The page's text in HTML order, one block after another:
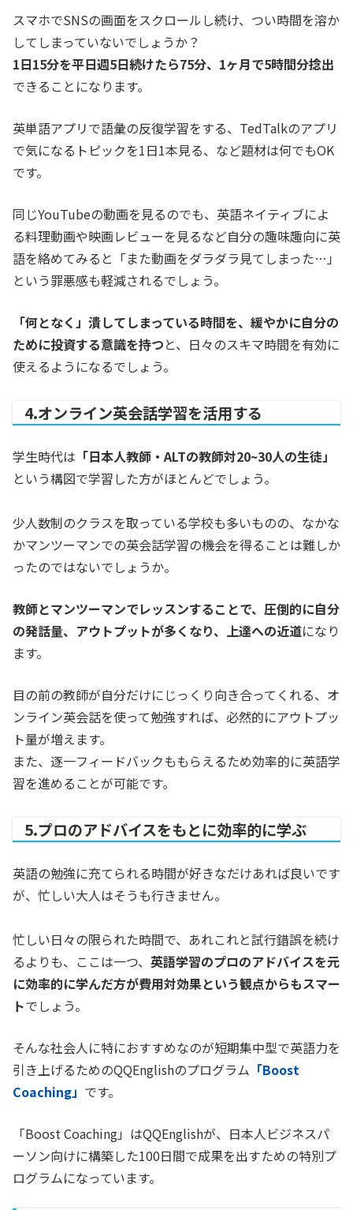
スマホでSNSの画面をスクロールし続け、つい時間を溶か
してしまっていないでしょうか？
1日15分を平日週5日続けたら75分、1ヶ月で5時間分捻出
できることになります。
英単語アプリで語彙の反復学習をする、TedTalkのアプリ
で気になるトピックを1日1本見る、など題材は何でもOK
です。
同じYouTubeの動画を見るのでも、英語ネイティブによ
る料理動画や映画レビューを見るなど自分の趣味趣向に英
語を絡めてみると「また動画をダラダラ見てしまった…」
という罪悪感も軽減されるでしょう。
「何となく」潰してしまっている時間を、緩やかに自分の
ために投資する意識を持つと、日々のスキマ時間を有効に
使えるようになるでしょう。
4.オンライン英会話学習を活用する
学生時代は 「日本人教師・ALTの教師対20~30人の生徒」
という構図で学習した方がほとんどでしょう。
少人数制のクラスを取っている学校も多いものの、なかな
かマンツーマンでの英会話学習の機会を得ることは難しか
ったのではないでしょうか。
教師とマンツーマンでレッスンすることで、圧倒的に自分
の発話量、アウトプットが多くなり、上達への近道になり
ます。
目の前の教師が自分だけにじっくり向き合ってくれる、オ
ンライン英会話を使って勉強すれば、必然的にアウトプッ
ト量が増えます。
また、逐一フィードバックももらえるため効率的に英語学
習を進めることが可能です。
5.プロのアドバイスをもとに効率的に学ぶ
英語の勉強に充てられる時間が好きなだけあれば良いです
が、忙しい大人はそうも行きません。
忙しい日々の限られた時間で、あれこれと試行錯誤を続け
るよりも、ここは一つ、 英語学習のプロのアドバイスを元
に効率的に学んだ方が費用対効果という観点からもスマー
トでしょう。
そんな社会人に特におすすめなのが短期集中型で英語力を
引き上げるためのQQEnglishのプログラム 「Boost
Coaching」 です。
「Boost Coaching」はQQEnglishが、日本人ビジネスパ
ーソン向けに構築した100日間で成果を出すための特別プ
ログラムになっています。